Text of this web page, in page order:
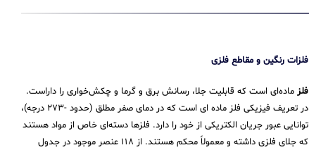
فلزات رنگین و مقاطع فلزی
فلز ماده‌ای است که قابلیت جلا، رسانش برق و گرما و چکش‌خواری را داراست.
در تعریف فیزیکی فلز ماده ای است که در دمای صفر مطلق (حدود -۲۷۳ درجه)،
توانایی عبور جریان الکتریکی از خود را دارد. فلزها دسته‌ای خاص از مواد هستند
که جلای فلزی داشته و معمولاً محکم هستند. از ۱۱۸ عنصر موجود در جدول